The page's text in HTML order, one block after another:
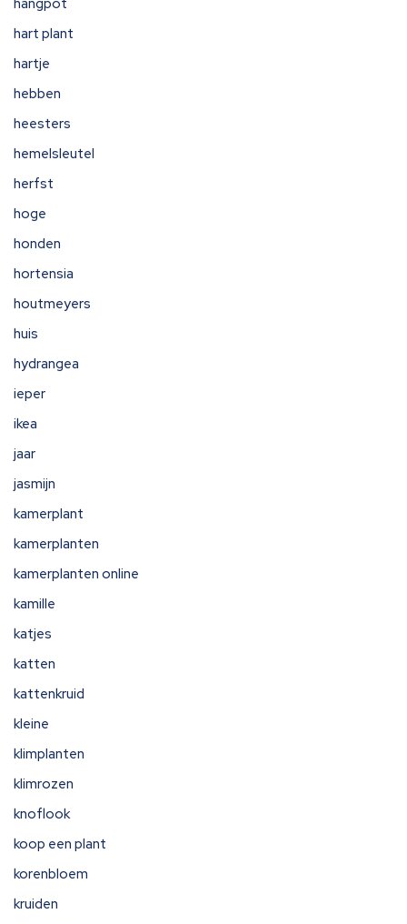
hangpot
hart plant
hartje
hebben
heesters
hemelsleutel
herfst
hoge
honden
hortensia
houtmeyers
huis
hydrangea
ieper
ikea
jaar
jasmijn
kamerplant
kamerplanten
kamerplanten online
kamille
katjes
katten
kattenkruid
kleine
klimplanten
klimrozen
knoflook
koop een plant
korenbloem
kruiden